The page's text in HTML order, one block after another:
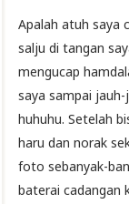
Apalah atuh saya
salju di tangan
mengucap
saya sampai
huhuhu. Setelah
haru dan norak
foto sebanyak-
baterai cadangan